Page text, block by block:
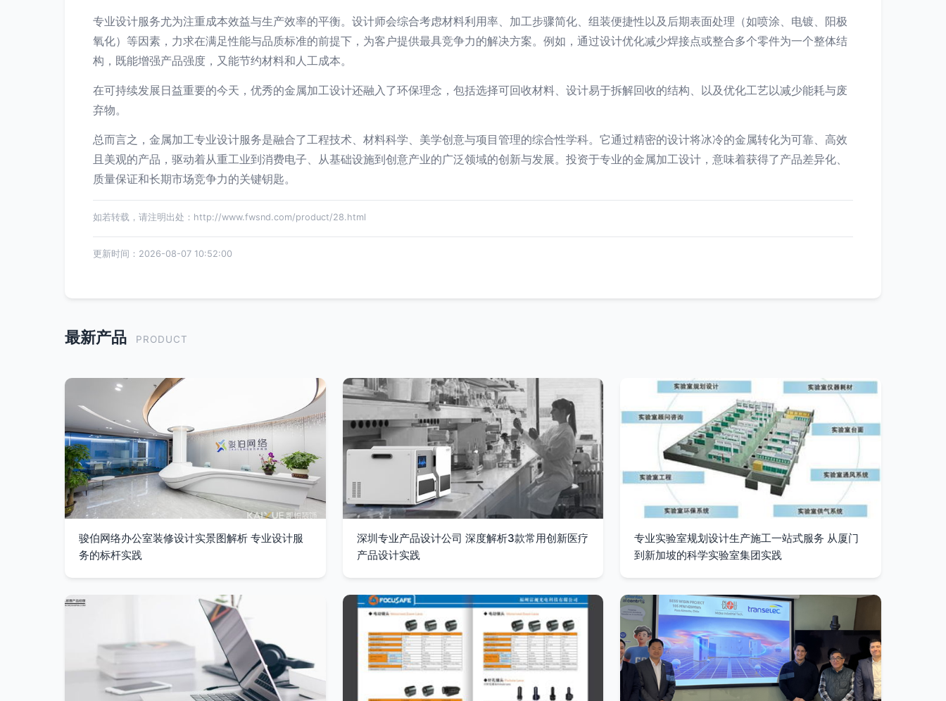
专业设计服务尤为注重成本效益与生产效率的平衡。设计师会综合考虑材料利用率、加工步骤简化、组装便捷性以及后期表面处理（如喷涂、电镀、阳极
氧化）等因素，力求在满足性能与品质标准的前提下，为客户提供最具竞争力的解决方案。例如，通过设计优化减少焊接点或整合多个零件为一个整体结
构，既能增强产品强度，又能节约材料和人工成本。
在可持续发展日益重要的今天，优秀的金属加工设计还融入了环保理念，包括选择可回收材料、设计易于拆解回收的结构、以及优化工艺以减少能耗与废
弃物。
总而言之，金属加工专业设计服务是融合了工程技术、材料科学、美学创意与项目管理的综合性学科。它通过精密的设计将冰冷的金属转化为可靠、高效
且美观的产品，驱动着从重工业到消费电子、从基础设施到创意产业的广泛领域的创新与发展。投资于专业的金属加工设计，意味着获得了产品差异化、
质量保证和长期市场竞争力的关键钥匙。
如若转载，请注明出处：http://www.fwsnd.com/product/28.html
更新时间：2026-08-07 10:52:00
最新产品 PRODUCT
骏伯网络办公室装修设计实景图解析 专业设计服
务的标杆实践
深圳专业产品设计公司 深度解析3款常用创新医疗
产品设计实践
专业实验室规划设计生产施工一站式服务 从厦门
到新加坡的科学实验室集团实践